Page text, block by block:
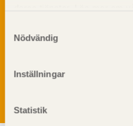
Nödvändig
Inställningar
Statistik
Vi värnar om personlig
Läs vårintegritetspolicy.